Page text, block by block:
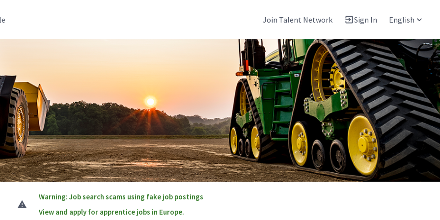
Join Talent Network Sign In English
Warning: Job search scams using fake job postings
View and apply for apprentice jobs in Europe.